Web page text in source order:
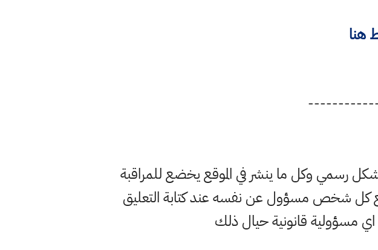
هنا
رسمي وكل ما ينشر في الموقع يخضع للمراقبة
كل شخص مسؤول عن نفسه عند كتابة التعليق
مسؤولية قانونية حيال ذلك